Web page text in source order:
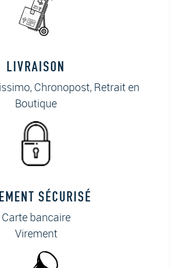
LIVRAISON
Chronopost, Retrait en
Boutique
SÉCURISÉ
Carte bancaire
Virement